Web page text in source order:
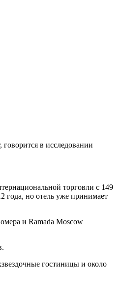
в исследовании
торговли с 149
года, но отель уже принимает
и Ramada Moscow
гостиницы и около